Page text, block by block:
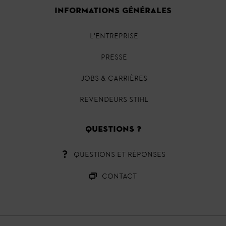
INFORMATIONS GÉNÉRALES
L'ENTREPRISE
PRESSE
JOBS & CARRIÈRES
REVENDEURS STIHL
QUESTIONS ?
QUESTIONS ET RÉPONSES
CONTACT